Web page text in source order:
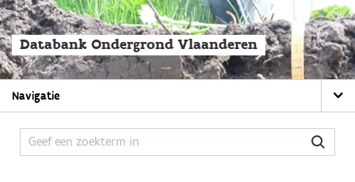
Overslaan
en
naar
de
algemene
inhoud
Databank Ondergrond Vlaanderen
Main
navigation
Navigatie